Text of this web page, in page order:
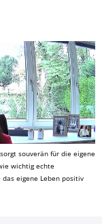
souverän für die eigene
wichtig echte
eigene Leben positiv